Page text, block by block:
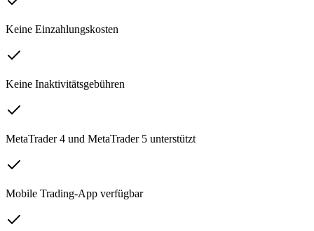
Keine Einzahlungskosten
Keine Inaktivitätsgebühren
MetaTrader 4 und MetaTrader 5 unterstützt
Mobile Trading-App verfügbar